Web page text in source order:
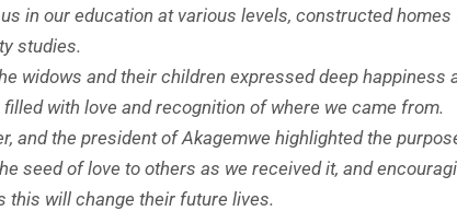
in our education at various levels, constructed
studies.
widows and their children expressed deep happiness
with love and recognition of where we came from.
and the president of Akagemwe highlighted the
seed of love to others as we received it, and
this will change their future lives.